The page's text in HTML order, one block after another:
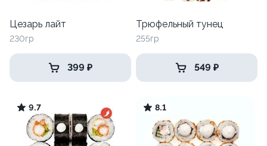
Цезарь лайт
230гр
399 ₽
Трюфельный тунец
255гр
549 ₽
9.7 8.1